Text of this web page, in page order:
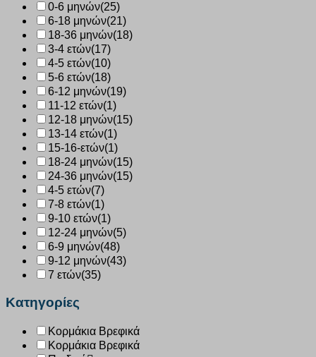
0-6 μηνών(25)
6-18 μηνών(21)
18-36 μηνών(18)
3-4 ετών(17)
4-5 ετών(10)
5-6 ετών(18)
6-12 μηνών(19)
11-12 ετών(1)
12-18 μηνών(15)
13-14 ετών(1)
15-16-ετών(1)
18-24 μηνών(15)
24-36 μηνών(15)
4-5 ετών(7)
7-8 ετών(1)
9-10 ετών(1)
12-24 μηνών(5)
6-9 μηνών(48)
9-12 μηνών(43)
7 ετών(35)
Κατηγορίες
Κορμάκια Βρεφικά
Κορμάκια Βρεφικά